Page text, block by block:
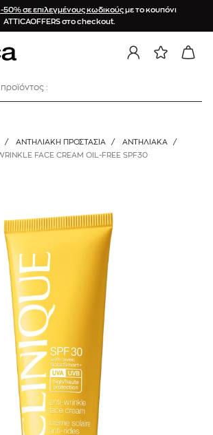
-50% σε επιλεγμένους κωδικούςμε το κουπόνι
ATTICAOFFERS στο checkout.
:
/ ΑΝΤΗΛΙΑΚΗ ΠΡΟΣΤΑΣΙΑ / ΑΝΤΗΛΙΑΚΆ
/
FACE CREAM OIL-FREE SPF30